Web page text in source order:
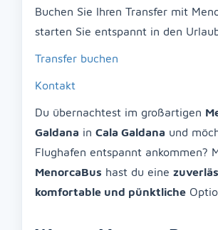
Buchen Sie Ihren Transfer mit
starten Sie entspannt in den
Transfer buchen
Kontakt
Du übernachtest im großartigen
Galdana in Cala Galdana und
Flughafen entspannt ankommen?
MenorcaBus hast du eine
komfortable und pünktliche